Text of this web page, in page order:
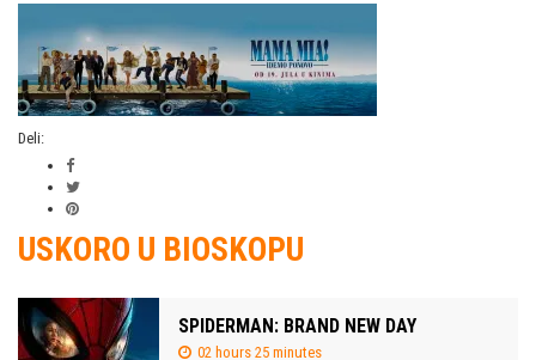
Deli:
USKORO U BIOSKOPU
SPIDERMAN: BRAND NEW DAY
02 hours 25 minutes